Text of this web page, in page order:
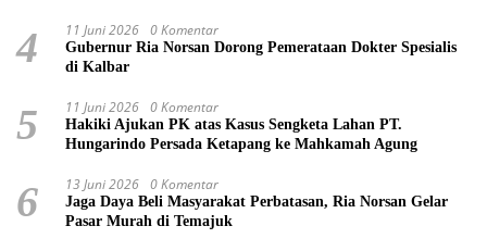
4 11 Juni 2026 0 Komentar
Gubernur Ria Norsan Dorong Pemerataan Dokter Spesialis
di Kalbar
5 11 Juni 2026 0 Komentar
Hakiki Ajukan PK atas Kasus Sengketa Lahan PT.
Hungarindo Persada Ketapang ke Mahkamah Agung
6 13 Juni 2026 0 Komentar
Jaga Daya Beli Masyarakat Perbatasan, Ria Norsan Gelar
Pasar Murah di Temajuk